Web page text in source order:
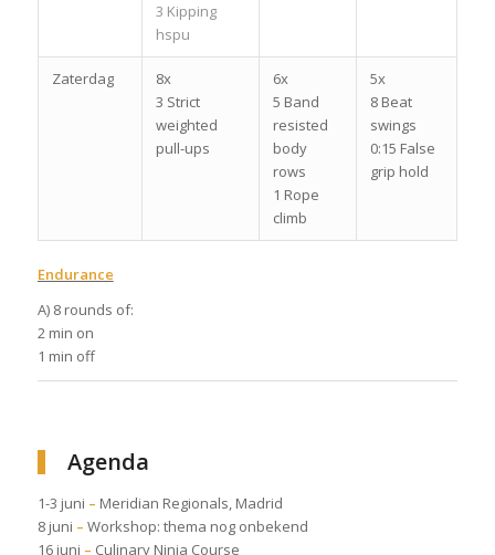
3 Kipping
hspu
Zaterdag
8x
3 Strict
weighted
pull-ups
6x
5 Band
resisted
body
rows
1 Rope
climb
5x
8 Beat
swings
0:15 False
grip hold
Endurance
A) 8 rounds of:
2 min on
1 min off
Agenda
1-3 juni – Meridian Regionals, Madrid
8 juni – Workshop: thema nog onbekend
16 juni – Culinary Ninja Course